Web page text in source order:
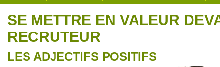
SE METTRE EN VALEUR
RECRUTEUR
LES ADJECTIFS POSITIFS